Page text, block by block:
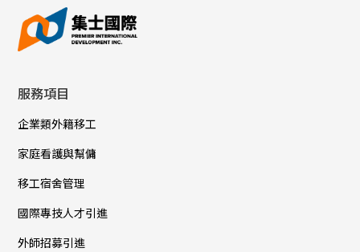
服務項目
企業類外籍移工
家庭看護與幫傭
移工宿舍管理
國際專技人才引進
外師招募引進